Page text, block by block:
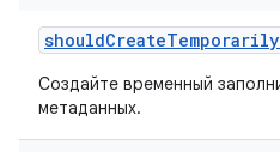
shouldCreateTemporarily
Создайте временный
метаданных.